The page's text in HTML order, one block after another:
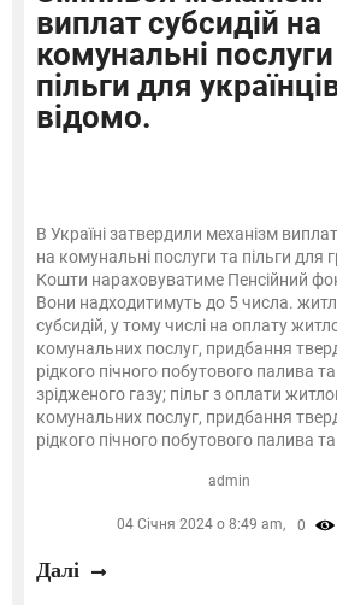
виплат субсидій на
комунальні
пільги для
відомо.
В Україні затвердили механізм
на комунальні послуги та пільги для
Кошти нараховуватиме Пенсійний
Вони надходитимуть до 5 числа.
субсидій, у тому числі на оплату
комунальних послуг, придбання
рідкого пічного побутового палива та
зрідженого газу; пільг з оплати
комунальних послуг, придбання
рідкого пічного побутового палива
admin
04 Січня 2024 о 8:49 am, 0
Далі